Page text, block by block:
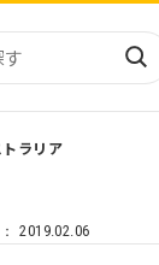
東北
ラリア
：2019.02.06